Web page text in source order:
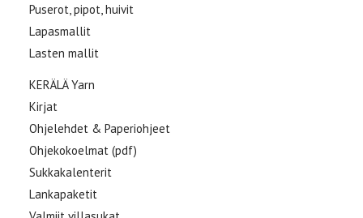
Puserot, pipot, huivit
Lapasmallit
Lasten mallit
KERÄLÄ Yarn
Kirjat
Ohjelehdet & Paperiohjeet
Ohjekokoelmat (pdf)
Sukkakalenterit
Lankapaketit